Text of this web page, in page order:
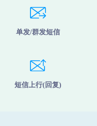
单发/群发短信
短信上行(回复)